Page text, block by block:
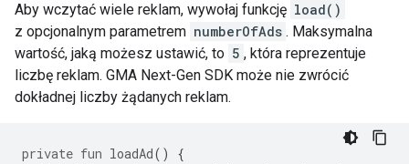
Aby wczytać wiele reklam, wywołaj funkcję load()
z opcjonalnym parametrem numberOfAds . Maksymalna
wartość, jaką możesz ustawić, to 5 , która reprezentuje
liczbę reklam. GMA Next-Gen SDK może nie zwrócić
dokładnej liczby żądanych reklam.
private fun loadAd()
{